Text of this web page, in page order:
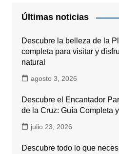
Últimas noticias
Descubre la belleza de la
completa para visitar y
natural
agosto 3, 2026
Descubre el Encantador
de la Cruz: Guía Completa
julio 23, 2026
Descubre todo lo que